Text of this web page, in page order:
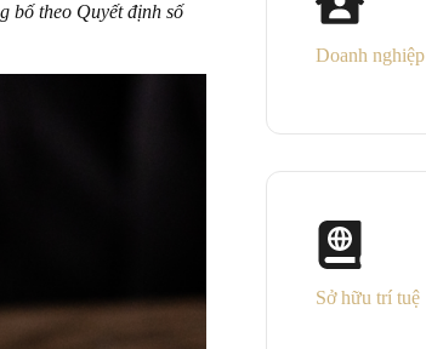
bố theo Quyết định số
Doanh nghiệp
Sở hữu trí tuệ